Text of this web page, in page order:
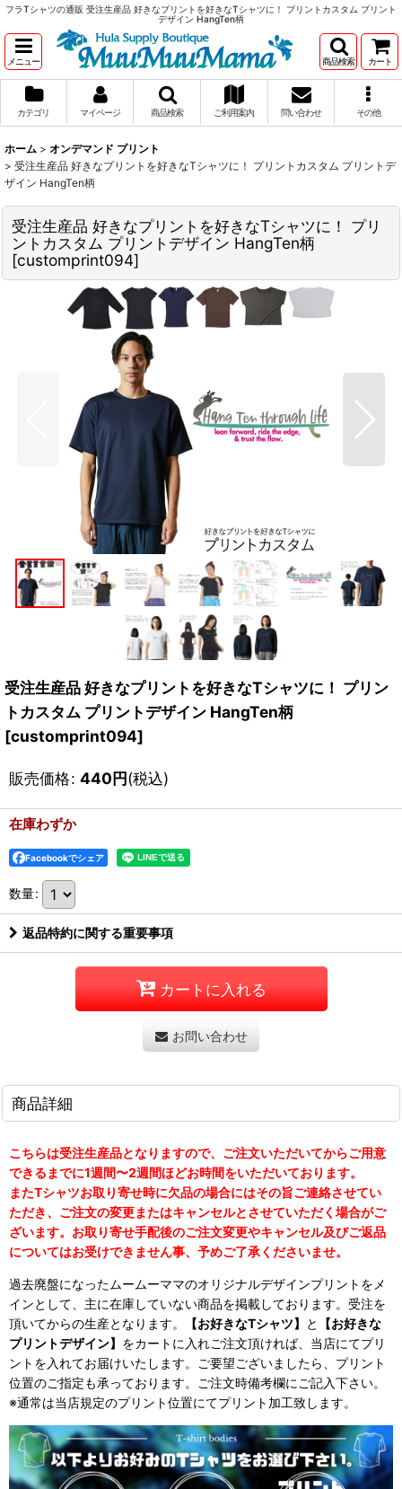
フラTシャツの通販 受注生産品 好きなプリントを好きなTシャツに！ プリントカスタム プリント
デザイン HangTen柄
メニュー 商品検索 カート
カテゴリ マイページ 商品検索 ご利用案内 問い合わせ その他
ホーム > オンデマンド プリント
> 受注生産品 好きなプリントを好きなTシャツに！ プリントカスタム プリントデ
ザイン HangTen柄
受注生産品 好きなプリントを好きなTシャツに！ プリ
ントカスタム プリントデザイン HangTen柄
[customprint094]
受注生産品 好きなプリントを好きなTシャツに！ プリン
トカスタム プリントデザイン HangTen柄
[customprint094]
販売価格: 440円(税込)
在庫わずか
Facebookでシェア
数量:
返品特約に関する重要事項
カートに入れる
お問い合わせ
商品詳細
こちらは受注生産品となりますので、ご注文いただいてからご用意
できるまでに1週間〜2週間ほどお時間をいただいております。
またTシャツお取り寄せ時に欠品の場合にはその旨ご連絡させてい
ただき、ご注文の変更またはキャンセルとさせていただく場合がご
ざいます。お取り寄せ手配後のご注文変更やキャンセル及びご返品
についてはお受けできません事、予めご了承くださいませ。
過去廃盤になったムームーママのオリジナルデザインプリントをメ
インとして、主に在庫していない商品を掲載しております。受注を
頂いてからの生産となります。
【お好きなTシャツ】 と
【お好きな
プリントデザイン】 をカートに入れご注文頂ければ、当店にてプリ
ントを入れてお届けいたします。ご要望ございましたら、プリント
位置のご指定も承っております。ご注文時備考欄にご記入下さい。
※通常は当店規定のプリント位置にてプリント加工致します。